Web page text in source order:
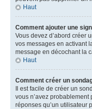
Haut
Comment ajouter une
Vous devez d’abord créer
vos messages en activant
message en décochant la
Haut
Comment créer un
Il est facile de créer un
vous n’avez
réponses qu’un utilisateur